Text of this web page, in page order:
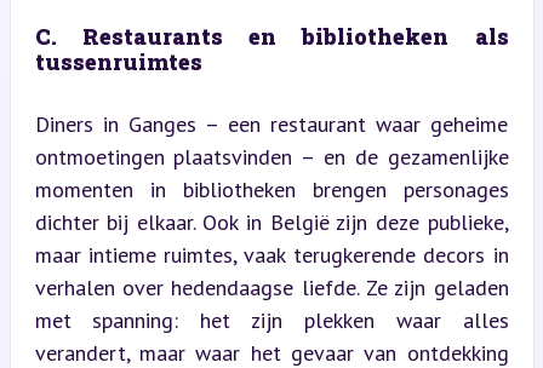
C. Restaurants en bibliotheken als
tussenruimtes
Diners in Ganges – een restaurant waar geheime
ontmoetingen plaatsvinden – en de gezamenlijke
momenten in bibliotheken brengen personages
dichter bij elkaar. Ook in België zijn deze publieke,
maar intieme ruimtes, vaak terugkerende decors in
verhalen over hedendaagse liefde. Ze zijn geladen
met spanning: het zijn plekken waar alles
verandert, maar waar het gevaar van ontdekking